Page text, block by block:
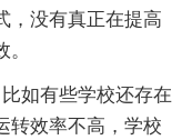
，没有真正在提高
如有些学校还存在
转效率不高，学校